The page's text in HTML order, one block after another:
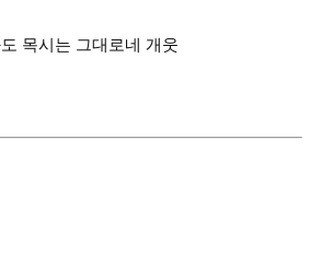
목시는 그대로네 개웃